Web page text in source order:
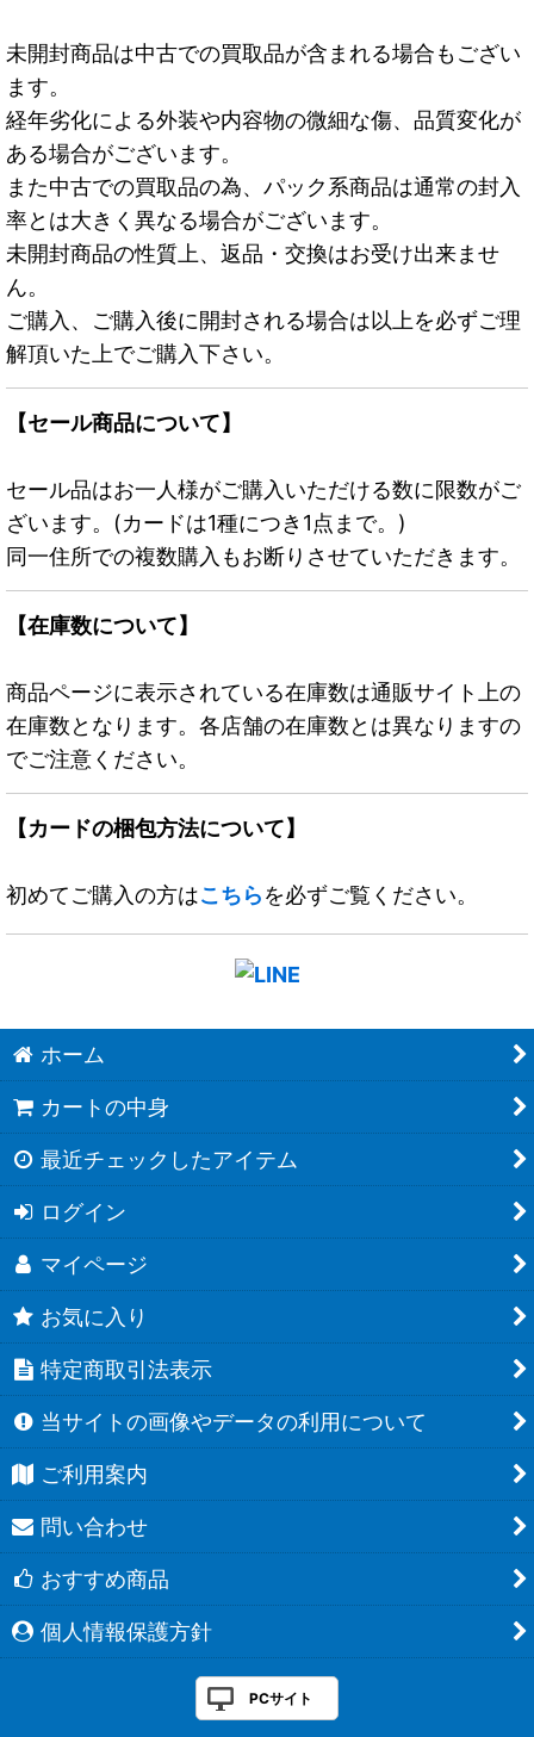
未開封商品は中古での買取品が含まれる場合もござい
ます。
経年劣化による外装や内容物の微細な傷、品質変化が
ある場合がございます。
また中古での買取品の為、パック系商品は通常の封入
率とは大きく異なる場合がございます。
未開封商品の性質上、返品・交換はお受け出来ませ
ん。
ご購入、ご購入後に開封される場合は以上を必ずご理
解頂いた上でご購入下さい。
【セール商品について】
セール品はお一人様がご購入いただける数に限数がご
ざいます。(カードは1種につき1点まで。)
同一住所での複数購入もお断りさせていただきます。
【在庫数について】
商品ページに表示されている在庫数は通販サイト上の
在庫数となります。各店舗の在庫数とは異なりますの
でご注意ください。
【カードの梱包方法について】
初めてご購入の方はこちらを必ずご覧ください。
ホーム
カートの中身
最近チェックしたアイテム
ログイン
マイページ
お気に入り
特定商取引法表示
当サイトの画像やデータの利用について
ご利用案内
問い合わせ
おすすめ商品
個人情報保護方針
PCサイト